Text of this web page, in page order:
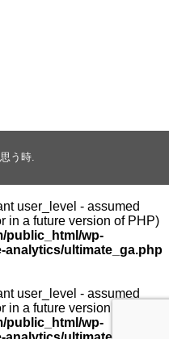
う時.
user_level - assumed
in a future version of PHP)
public_html/wp-
ultimate_ga.php
user_level - assumed
a future version of PHP)
public_html/wp-